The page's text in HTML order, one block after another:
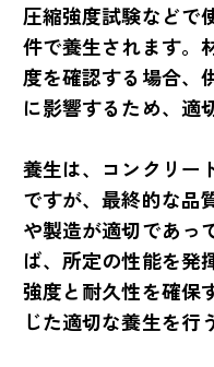
圧縮強度試験などで
件で養生されます。
度を確認する場合、
に影響するため、適
養生は、コンクリー
ですが、最終的な品
や製造が適切であっ
ば、所定の性能を発
強度と耐久性を確保
じた適切な養生を行